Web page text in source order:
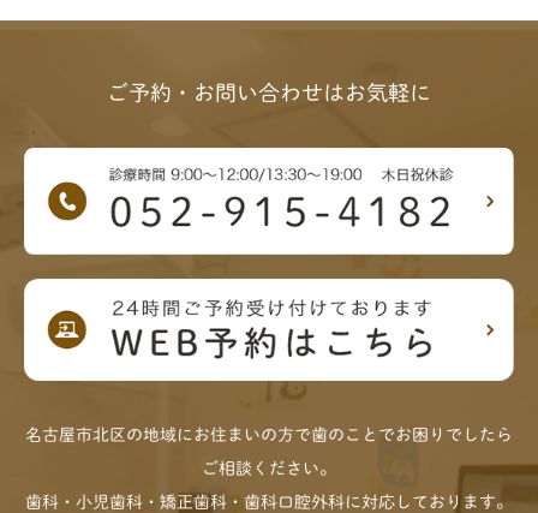
ご予約・お問い合わせはお気軽に
名古屋市北区の地域にお住まいの方で歯のことでお困りでしたら
ご相談ください。
歯科・小児歯科・矯正歯科・歯科口腔外科に対応しております。